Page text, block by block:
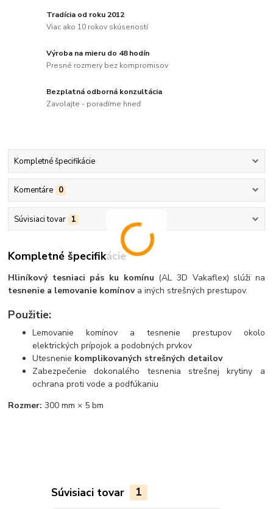
Tradícia od roku 2012
Viac ako 10 rokov skúseností
Výroba na mieru do 48 hodín
Presné rozmery bez kompromisov
Bezplatná odborná konzultácia
Zavolajte - poradíme hneď
Kompletné špecifikácie
Komentáre 0
Súvisiaci tovar 1
Kompletné špecifikácie
Hliníkový tesniaci pás ku komínu (AL 3D Vakaflex) slúži na
tesnenie a lemovanie komínova iných strešných prestupov.
Použitie:
Lemovanie komínov a tesnenie prestupov okolo
elektrických prípojok a podobných prvkov
Utesnenie komplikovaných strešných detailov
Zabezpečenie dokonalého tesnenia strešnej krytiny a
ochrana proti vode a podfúkaniu
Rozmer: 300 mm × 5 bm
Súvisiaci tovar 1